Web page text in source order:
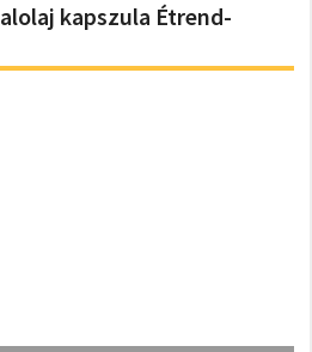
kapszula Étrend-